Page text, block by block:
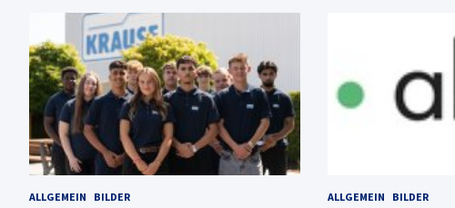
ALLGEMEIN BILDER ALLGEMEIN BILDER